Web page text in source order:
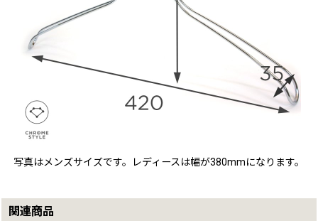
写真はメンズサイズです。レディースは幅が380mmになります。
関連商品